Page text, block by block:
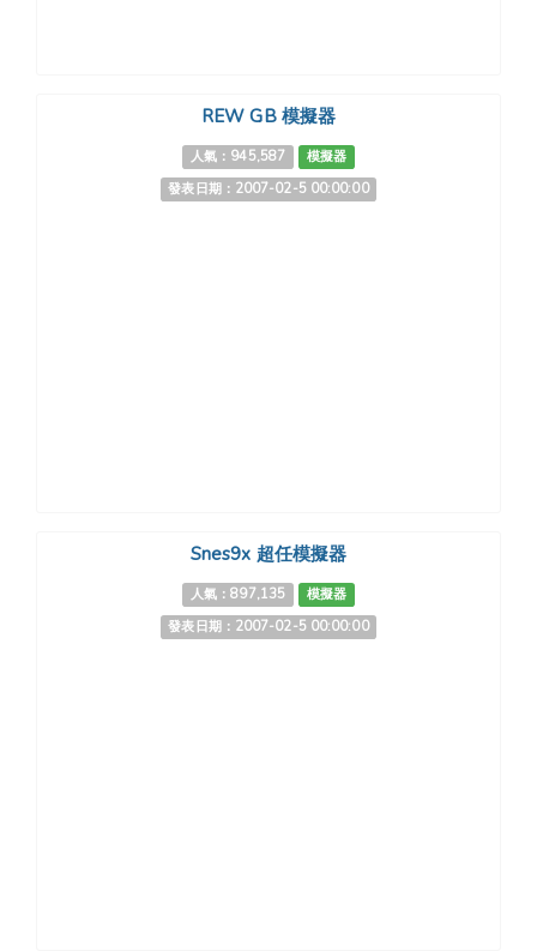
REW GB 模擬器
人氣：945,587
模擬器
發表日期：2007-02-5 00:00:00
Snes9x 超任模擬器
人氣：897,135
模擬器
發表日期：2007-02-5 00:00:00